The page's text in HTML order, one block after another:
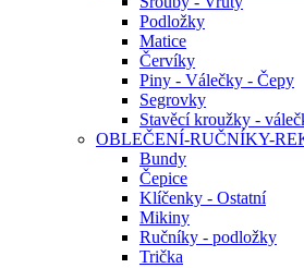
Podložky
Matice
Červíky
Piny - Válečky - Čepy
Segrovky
Stavěcí kroužky -
OBLEČENÍ-RUČNÍKY-
Bundy
Čepice
Klíčenky - Ostatní
Mikiny
Ručníky - podložky
Trička